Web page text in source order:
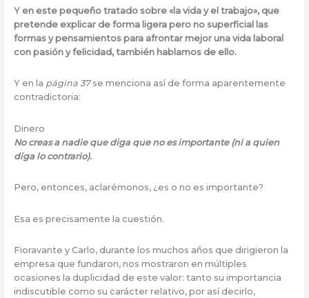
Y en este pequeño tratado sobre «la vida y el trabajo», que
pretende explicar de forma ligera pero no superficial las
formas y pensamientos para afrontar mejor una vida laboral
con pasión y felicidad, también hablamos de ello.
Y en la página 37se menciona así de forma aparentemente
contradictoria:
Dinero
No creas a nadie que diga que no es importante (ni a quien
diga lo contrario).
Pero, entonces, aclarémonos, ¿es o no es importante?
Esa es precisamente la cuestión.
Fioravante y Carlo, durante los muchos años que dirigieron la
empresa que fundaron, nos mostraron en múltiples
ocasiones la duplicidad de este valor: tanto su importancia
indiscutible como su carácter relativo, por así decirlo,